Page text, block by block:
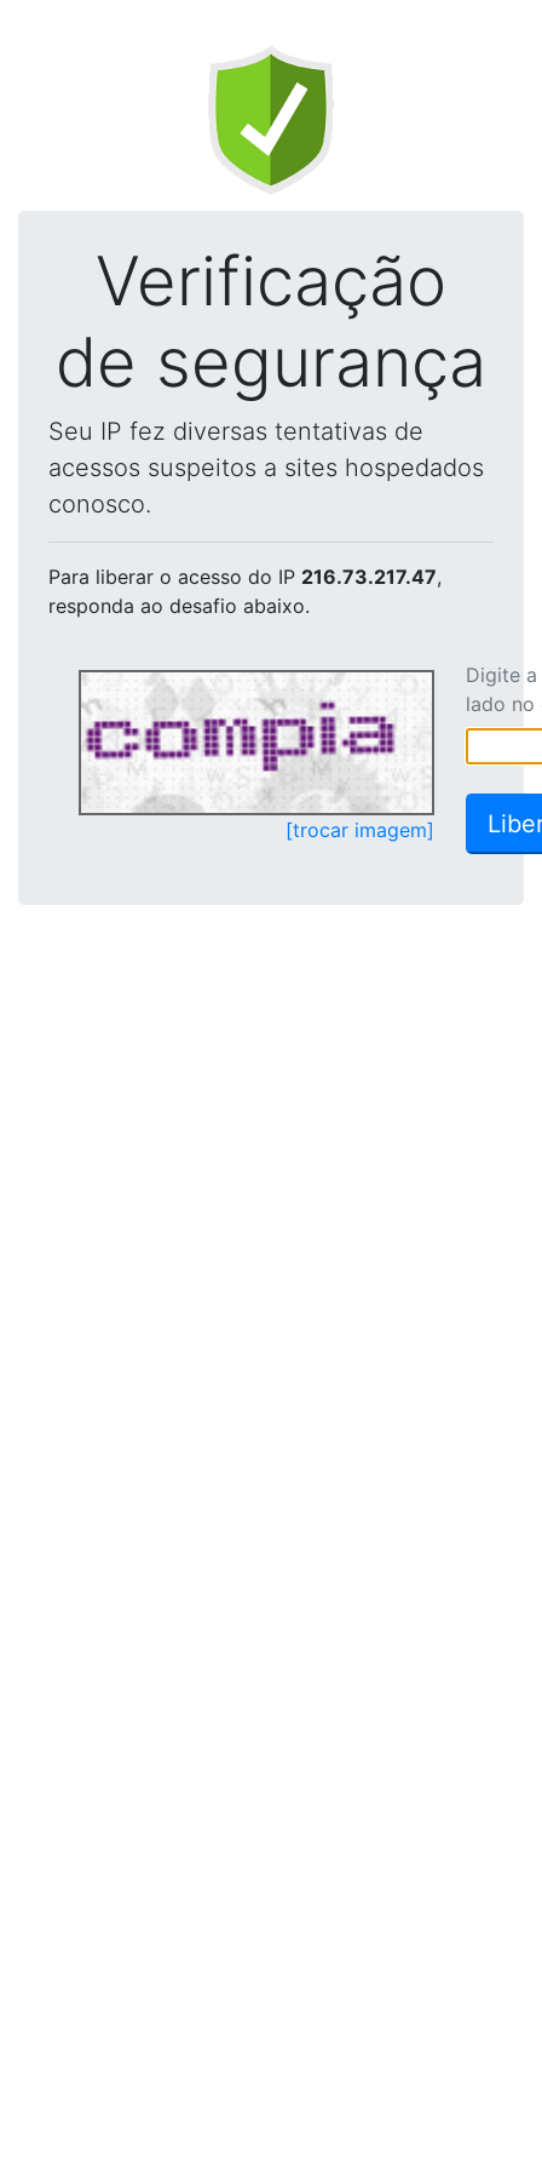
Verificação
de segurança
Seu IP fez diversas tentativas de
acessos suspeitos a sites hospedados
conosco.
Para liberar o acesso do IP 216.73.217.47,
responda ao desafio abaixo.
[trocar imagem]
Digite
lado no